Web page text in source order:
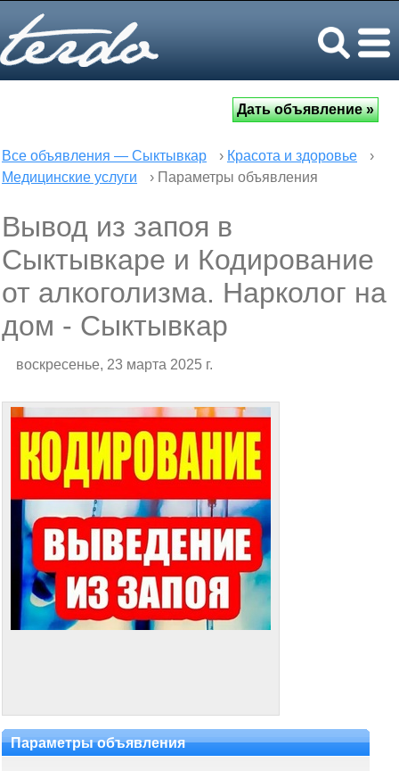
Все объявления — Сыктывкар › Красота и здоровье
›
Медицинские услуги
› Параметры объявления
Вывод из запоя в
Сыктывкаре и Кодирование
от алкоголизма. Нарколог на
дом - Сыктывкар
воскресенье, 23 марта 2025 г.
Параметры объявления